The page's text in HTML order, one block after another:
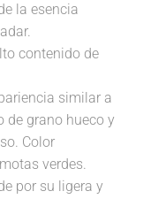
la esencia
contenido de
similar a
de grano hueco y
Color
verdes.
por su ligera y